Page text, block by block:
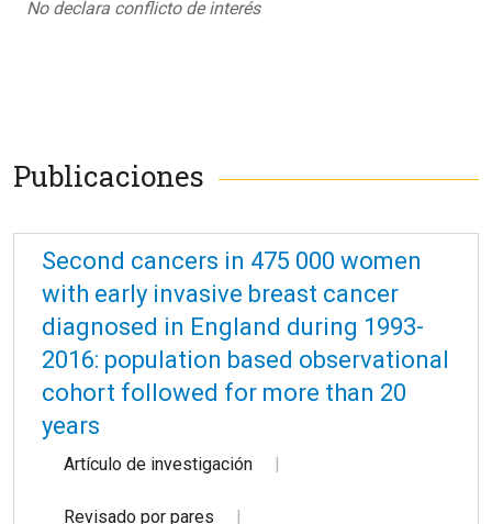
No declara conflicto de interés
Publicaciones
Second cancers in 475 000 women
with early invasive breast cancer
diagnosed in England during 1993-
2016: population based observational
cohort followed for more than 20
years
Artículo de investigación
Revisado por pares